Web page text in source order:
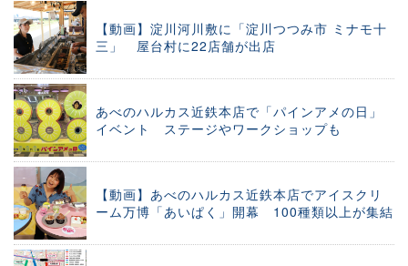
【動画】淀川河川敷に「淀川つつみ市 ミナモ十
三」 屋台村に22店舗が出店
あべのハルカス近鉄本店で「パインアメの日」
イベント ステージやワークショップも
【動画】あべのハルカス近鉄本店でアイスクリ
ーム万博「あいぱく」開幕 100種類以上が集結